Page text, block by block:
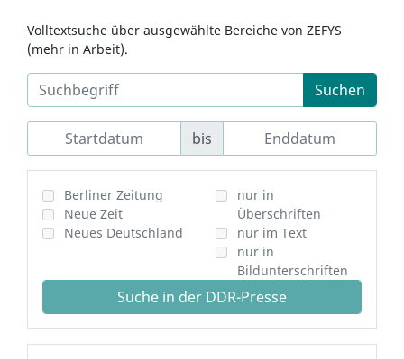
Volltextsuche über ausgewählte Bereiche von ZEFYS
(mehr in Arbeit).
Suchen
bis
Berliner Zeitung
Neue Zeit
Neues Deutschland
nur in
Überschriften
nur im Text
nur in
Bildunterschriften
Suche in der DDR-Presse